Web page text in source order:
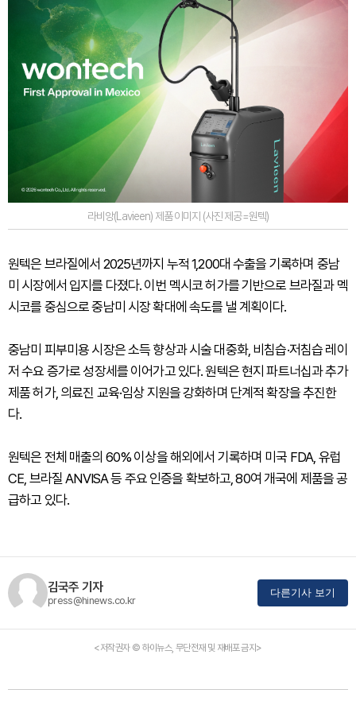
라비앙(Lavieen) 제품 이미지 (사진 제공=원텍)
원텍은 브라질에서 2025년까지 누적 1,200대 수출을 기록하며 중남
미 시장에서 입지를 다졌다. 이번 멕시코 허가를 기반으로 브라질과 멕
시코를 중심으로 중남미 시장 확대에 속도를 낼 계획이다.
중남미 피부미용 시장은 소득 향상과 시술 대중화, 비침습·저침습 레이
저 수요 증가로 성장세를 이어가고 있다. 원텍은 현지 파트너십과 추가
제품 허가, 의료진 교육·임상 지원을 강화하며 단계적 확장을 추진한
다.
원텍은 전체 매출의 60% 이상을 해외에서 기록하며 미국 FDA, 유럽
CE, 브라질 ANVISA 등 주요 인증을 확보하고, 80여 개국에 제품을 공
급하고 있다.
김국주 기자
press@hinews.co.kr
다른기사 보기
<저작권자 © 하이뉴스, 무단전재 및 재배포 금지>